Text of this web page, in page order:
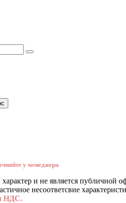
у менеджера
и не является публичной
несоответсвие
НДС.